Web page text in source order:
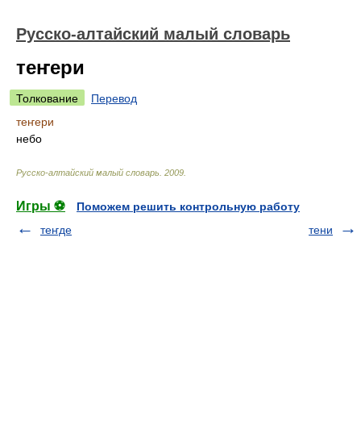
Русско-алтайский малый словарь
теҥери
Толкование
Перевод
теҥери
небо
Русско-алтайский малый словарь 2009
Игры ⚽
Поможем решить контрольную работу
теҥде
тени